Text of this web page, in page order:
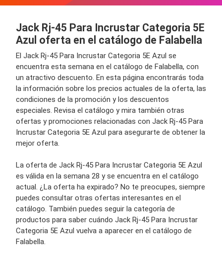
Jack Rj-45 Para Incrustar Categoria 5E
Azul oferta en el catálogo de Falabella
El Jack Rj-45 Para Incrustar Categoria 5E Azul se
encuentra esta semana en el catálogo de Falabella, con
un atractivo descuento. En esta página encontrarás toda
la información sobre los precios actuales de la oferta, las
condiciones de la promoción y los descuentos
especiales. Revisa el catálogo y mira también otras
ofertas y promociones relacionadas con Jack Rj-45 Para
Incrustar Categoria 5E Azul para asegurarte de obtener la
mejor oferta.
La oferta de Jack Rj-45 Para Incrustar Categoria 5E Azul
es válida en la semana 28 y se encuentra en el catálogo
actual. ¿La oferta ha expirado? No te preocupes, siempre
puedes consultar otras ofertas interesantes en el
catálogo. También puedes seguir la categoría de
productos para saber cuándo Jack Rj-45 Para Incrustar
Categoria 5E Azul vuelva a aparecer en el catálogo de
Falabella.